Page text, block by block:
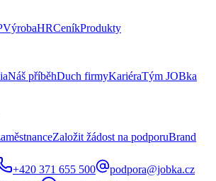
VýrobaHRCeníkProdukty
Náš příběhDuch firmyKariéraTým JOBka
Založit žádost na podporuBrand
+420 371 655 500
podpora@jobka.cz